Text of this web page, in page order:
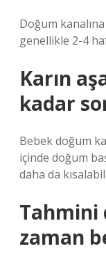
Doğum
genellikle 2-4
Karın
kadar
Bebek doğum
içinde doğum
daha da
Tahmini
zaman